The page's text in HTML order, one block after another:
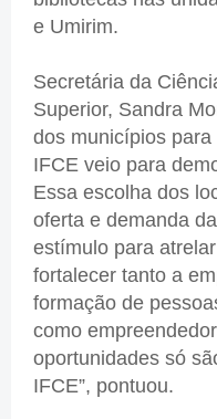
e Umirim.
Secretária da
Superior, Sandra
dos municípios para
IFCE veio para
Essa escolha dos
oferta e demanda
estímulo para
fortalecer tanto a
formação de
como
oportunidades só
IFCE”, pontuou.